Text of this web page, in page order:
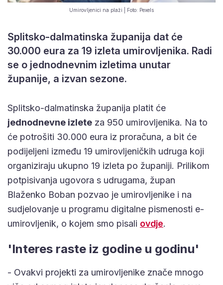
Umirovljenici na plaži | Foto: Pexels
Splitsko-dalmatinska županija dat će
30.000 eura za 19 izleta umirovljenika. Radi
se o jednodnevnim izletima unutar
županije, a izvan sezone.
Splitsko-dalmatinska županija platit će
jednodnevne izlete za 950 umirovljenika. Na to
će potrošiti 30.000 eura iz proračuna, a bit će
podijeljeni između 19 umirovljeničkih udruga koji
organiziraju ukupno 19 izleta po županiji. Prilikom
potpisivanja ugovora s udrugama, župan
Blaženko Boban pozvao je umirovljenike i na
sudjelovanje u programu digitalne pismenosti e-
umirovljenik, o kojem smo pisali ovdje.
'Interes raste iz godine u godinu'
- Ovakvi projekti za umirovljenike znače mnogo